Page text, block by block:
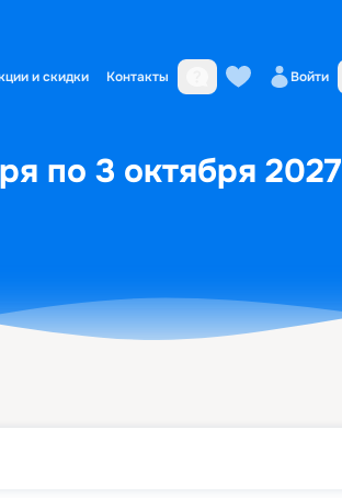
и скидки Контакты Войти
по 3 октября 2027